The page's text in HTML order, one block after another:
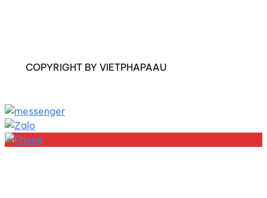
COPYRIGHT BY VIETPHAPAAU